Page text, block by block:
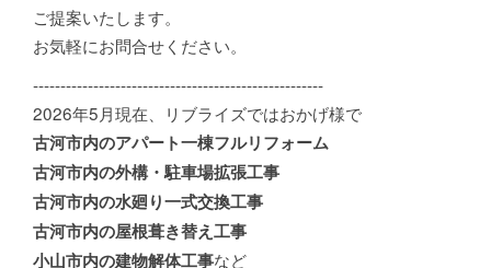
ご提案いたします。
お気軽にお問合せください。
-----------------------------------------------------
2026年5月現在、リブライズではおかげ様で
古河市内のアパート一棟フルリフォーム
古河市内の外構・駐車場拡張工事
古河市内の水廻り一式交換工事
古河市内の屋根葺き替え工事
小山市内の建物解体工事など